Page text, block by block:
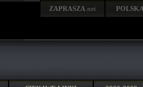
ZAPRASZA .net POLSKA